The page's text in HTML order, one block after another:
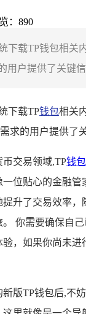
：890
下载TP钱包相关
用户提供了关键
下载TP钱包相关
求的用户提供了
交易领域,TP钱包
位贴心的金融
升了交易效率
你需要确保自
，如果你尚未
版TP钱包后,不